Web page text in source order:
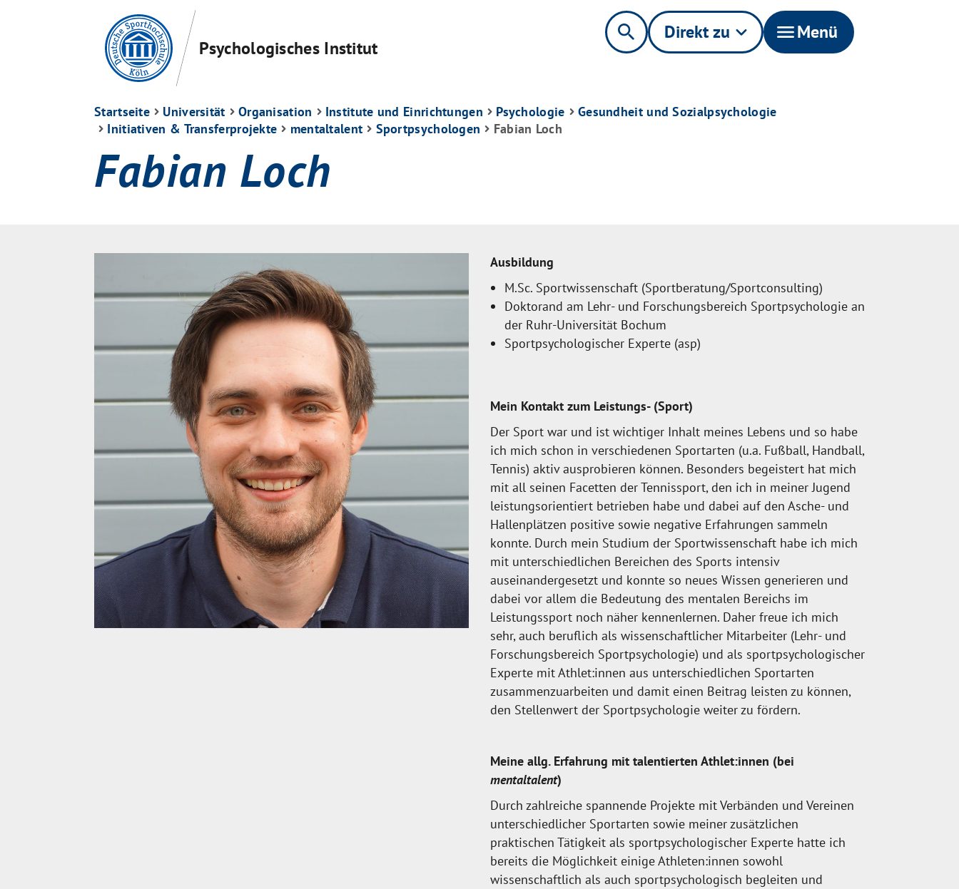
Psychologisches Institut
search Direkt zu keyboard_arrow_down menuMenü
Startseite Universität Organisation Institute und Einrichtungen Psychologie
Gesundheit und Sozialpsychologie
Initiativen & Transferprojekte
mentaltalent Sportpsychologen Fabian Loch
Fabian Loch
Ausbildung
M.Sc. Sportwissenschaft (Sportberatung/Sportconsulting)
Doktorand am Lehr- und Forschungsbereich Sportpsychologie an
der Ruhr-Universität Bochum
Sportpsychologischer Experte (asp)
Mein Kontakt zum Leistungs- (Sport)
Der Sport war und ist wichtiger Inhalt meines Lebens und so habe
ich mich schon in verschiedenen Sportarten (u.a. Fußball, Handball,
Tennis) aktiv ausprobieren können. Besonders begeistert hat mich
mit all seinen Facetten der Tennissport, den ich in meiner Jugend
leistungsorientiert betrieben habe und dabei auf den Asche- und
Hallenplätzen positive sowie negative Erfahrungen sammeln
konnte. Durch mein Studium der Sportwissenschaft habe ich mich
mit unterschiedlichen Bereichen des Sports intensiv
auseinandergesetzt und konnte so neues Wissen generieren und
dabei vor allem die Bedeutung des mentalen Bereichs im
Leistungssport noch näher kennenlernen. Daher freue ich mich
sehr, auch beruflich als wissenschaftlicher Mitarbeiter (Lehr- und
Forschungsbereich Sportpsychologie) und als sportpsychologischer
Experte mit Athlet:innen aus unterschiedlichen Sportarten
zusammenzuarbeiten und damit einen Beitrag leisten zu können,
den Stellenwert der Sportpsychologie weiter zu fördern.
Meine allg. Erfahrung mit talentierten Athlet:innen (bei
mentaltalent)
Durch zahlreiche spannende Projekte mit Verbänden und Vereinen
unterschiedlicher Sportarten sowie meiner zusätzlichen
praktischen Tätigkeit als sportpsychologischer Experte hatte ich
bereits die Möglichkeit einige Athleten:innen sowohl
wissenschaftlich als auch sportpsychologisch begleiten und